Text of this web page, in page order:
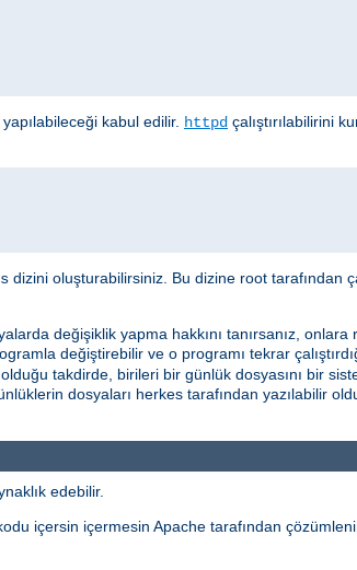
kabul edilir. httpd çalıştırılabilirini
dizini oluşturabilirsiniz. Bu dizine root tarafından
değişiklik yapma hakkını tanırsanız, onlara
değiştirebilir ve o programı tekrar
takdirde, birileri bir günlük dosyasını bir
dosyaları herkes tarafından yazılabilir
edebilir.
içersin içermesin Apache tarafından